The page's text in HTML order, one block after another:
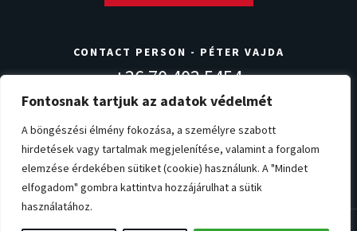
Fontosnak tartjuk az adatok védelmét
A böngészési élmény fokozása, a személyre szabott
hirdetések vagy tartalmak megjelenítése, valamint a forgalom
elemzése érdekében sütiket (cookie) használunk. A "Mindet
elfogadom" gombra kattintva hozzájárulhat a sütik
használatához.
CONTACT PERSON - PÉTER VAJDA
+36 70 403 5454
info@norvegdezsa.com
Warranty conditions Privacy Policy Impressum
Cookie settings